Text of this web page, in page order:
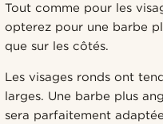
Tout comme pour les
opterez pour une barbe
que sur les côtés.
Les visages ronds ont
larges. Une barbe plus
sera parfaitement